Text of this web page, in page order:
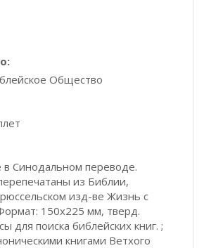
Общество
Синодальном переводе.
из Библии,
изд-ве Жизнь с
150х225 мм, тверд.
для поиска библейских книг. ;
книгами Ветхого